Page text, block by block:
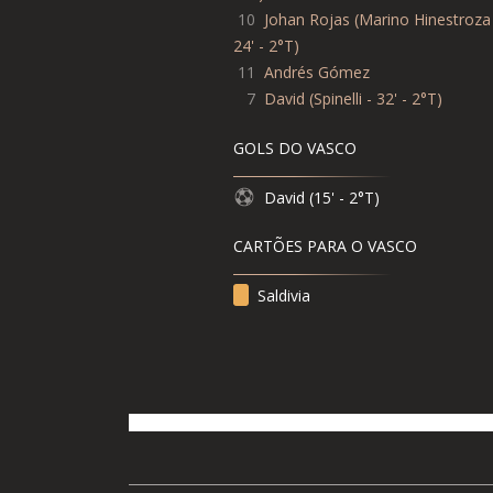
10 Johan Rojas (Marino
24' - 2°T)
11 Andrés Gómez
7 David (Spinelli - 32' - 2°T)
GOLS DO VASCO
David (15' - 2°T)
CARTÕES PARA O VASCO
Saldivia